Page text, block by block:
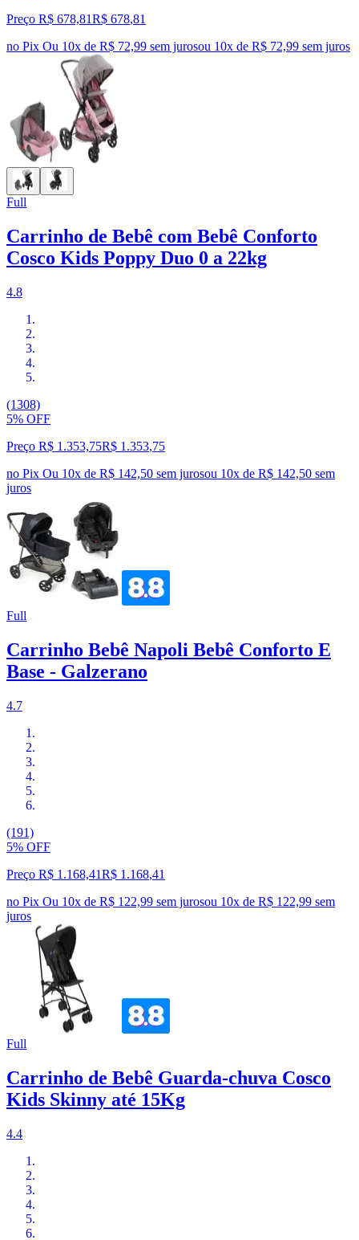
Preço R$ 678,81R$ 678,81
no Pix Ou 10x de R$ 72,99 sem jurosou 10x de R$ 72,99 sem juros
Full
Carrinho de Bebê com Bebê Conforto
Cosco Kids Poppy Duo 0 a 22kg
4.8
(1308)
5% OFF
Preço R$ 1.353,75R$ 1.353,75
no Pix Ou 10x de R$ 142,50 sem jurosou 10x de R$ 142,50 sem
juros
Full
Carrinho Bebê Napoli Bebê Conforto E
Base - Galzerano
4.7
(191)
5% OFF
Preço R$ 1.168,41R$ 1.168,41
no Pix Ou 10x de R$ 122,99 sem jurosou 10x de R$ 122,99 sem
juros
Full
Carrinho de Bebê Guarda-chuva Cosco
Kids Skinny até 15Kg
4.4